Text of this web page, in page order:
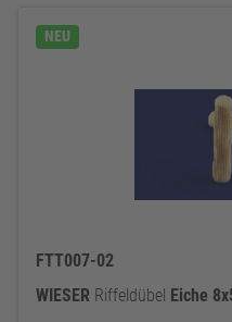
NEU
FTT007-02
WIESER Riffeldübel Eiche